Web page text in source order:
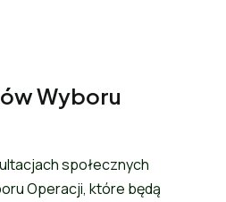
Wyboru
społecznych
Operacji, które będą